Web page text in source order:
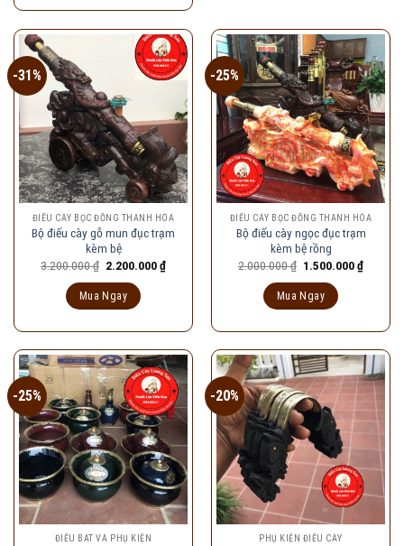
-31%
ĐIẾU CÀY BỌC ĐỒNG THANH HÓA
Bộ điếu cày gỗ mun đục trạm
kèm bệ
3.200.000₫ Giá
3.200.000 ₫.
2.200.000₫Giá
Mua Ngay
-25%
ĐIẾU CÀY BỌC ĐỒNG THANH HÓA
Bộ điếu cày ngọc đục trạm
kèm bệ rồng
2.000.000₫ Giá
2.000.000 ₫.
1.500.000₫Giá
Mua Ngay
-25%
ĐIẾU BÁT VÀ PHỤ KIỆN
-20%
PHỤ KIỆN ĐIẾU CÀY